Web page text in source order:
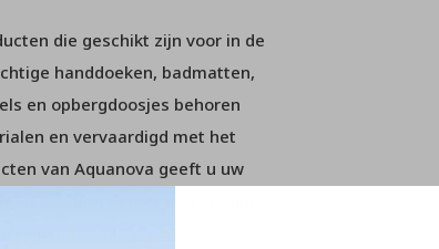
die geschikt zijn voor in de
handdoeken, badmatten,
en opbergdoosjes behoren
en vervaardigd met het
van Aquanova geeft u uw
Mocht u verder nog vragen
op met onze